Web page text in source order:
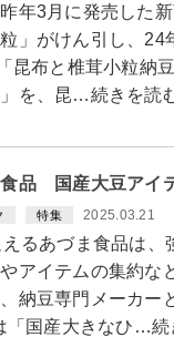
年3月に発売した
粒」がけん引し、
昆布と椎茸小粒納
を、昆…続きを読
品 国産大豆アイ
特集 2025.03.21
るあづま食品は、
アイテムの集約な
納豆専門メーカー
国産大きなひ…続